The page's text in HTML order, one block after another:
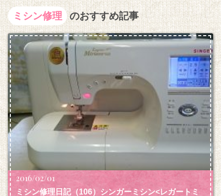
ミシン修理 のおすすめ記事
2016/02/01
ミシン修理日記（106）シンガーミシン<レガートミ